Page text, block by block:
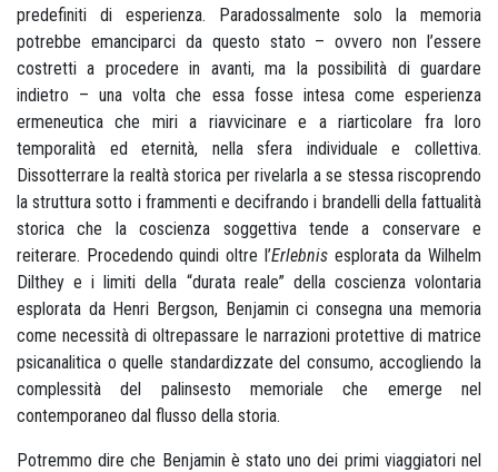
predefiniti di esperienza. Paradossalmente solo la memoria
potrebbe emanciparci da questo stato – ovvero non l’essere
costretti a procedere in avanti, ma la possibilità di guardare
indietro – una volta che essa fosse intesa come esperienza
ermeneutica che miri a riavvicinare e a riarticolare fra loro
temporalità ed eternità, nella sfera individuale e collettiva.
Dissotterrare la realtà storica per rivelarla a se stessa riscoprendo
la struttura sotto i frammenti e decifrando i brandelli della fattualità
storica che la coscienza soggettiva tende a conservare e
reiterare. Procedendo quindi oltre l’Erlebnis esplorata da Wilhelm
Dilthey e i limiti della “durata reale” della coscienza volontaria
esplorata da Henri Bergson, Benjamin ci consegna una memoria
come necessità di oltrepassare le narrazioni protettive di matrice
psicanalitica o quelle standardizzate del consumo, accogliendo la
complessità del palinsesto memoriale che emerge nel
contemporaneo dal flusso della storia.
Potremmo dire che Benjamin è stato uno dei primi viaggiatori nel